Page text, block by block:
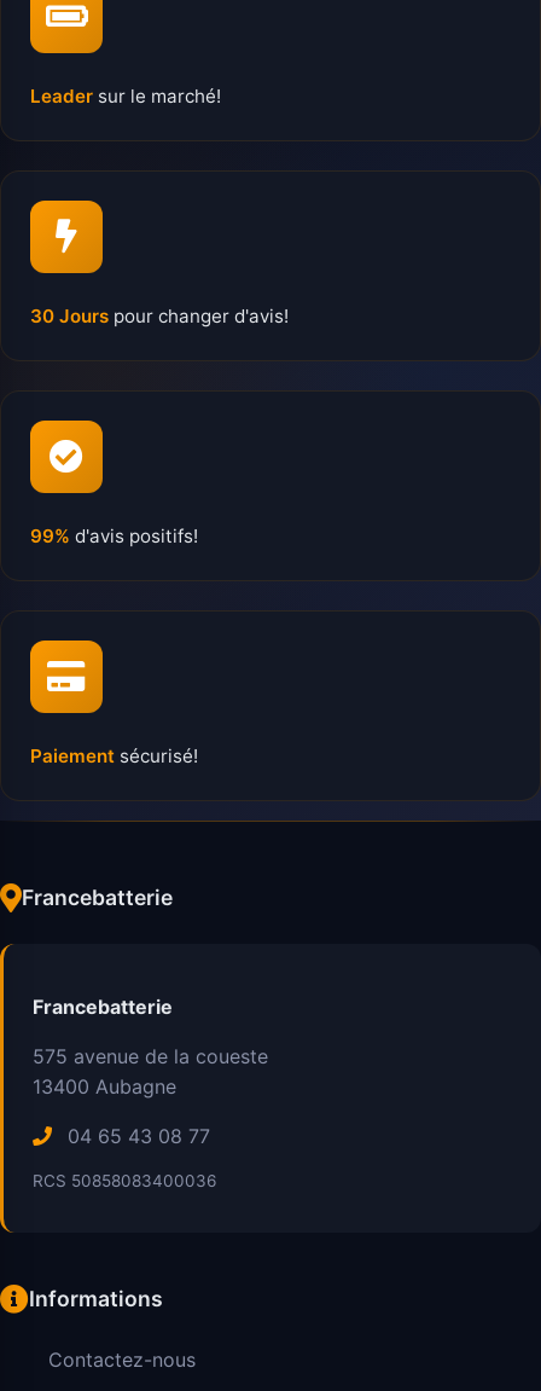
Leader sur le marché!
30 Jours pour changer d'avis!
99% d'avis positifs!
Paiement sécurisé!
Francebatterie
Francebatterie
575 avenue de la coueste
13400 Aubagne
04 65 43 08 77
RCS 50858083400036
Informations
Contactez-nous